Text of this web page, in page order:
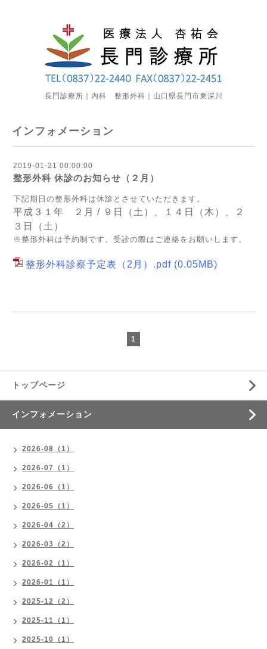
長門診療所｜内科 整形外科｜山口県長門市東深川
インフォメーション
2019-01-21 00:00:00
整形外科 休診のお知らせ（２月）
下記期日の整形外科は休診とさせていただきます。
平成３１年 ２月 / ９日（土）、１４ 日（木）、２
３ 日（土）
※整形外科は予約制です。受診の際はご連絡をお願いします。
整形外科診察予定表（2月）.pdf (0.05MB)
1
トップページ
インフォメーション
2026-08（1）
2026-07（1）
2026-06（1）
2026-05（1）
2026-04（2）
2026-03（2）
2026-02（1）
2026-01（1）
2025-12（2）
2025-11（1）
2025-10（1）